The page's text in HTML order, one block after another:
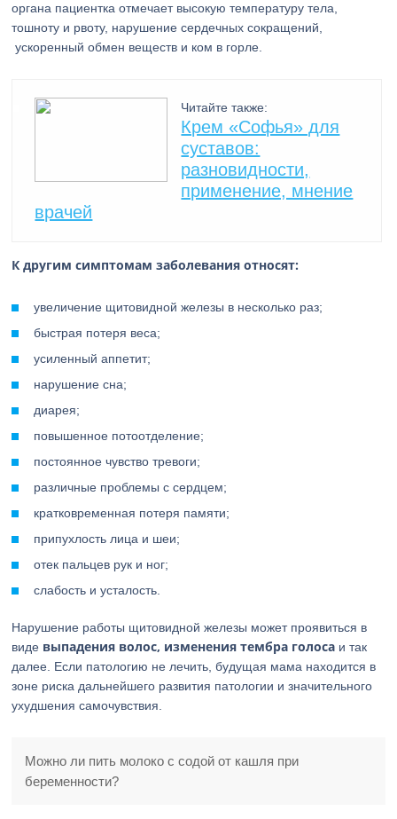
органа пациентка отмечает высокую температуру тела,
тошноту и рвоту, нарушение сердечных сокращений,
ускоренный обмен веществ и ком в горле.
Читайте также:
Крем «Софья» для
суставов:
разновидности,
применение, мнение
врачей
К другим симптомам заболевания относят:
увеличение щитовидной железы в несколько раз;
быстрая потеря веса;
усиленный аппетит;
нарушение сна;
диарея;
повышенное потоотделение;
постоянное чувство тревоги;
различные проблемы с сердцем;
кратковременная потеря памяти;
припухлость лица и шеи;
отек пальцев рук и ног;
слабость и усталость.
Нарушение работы щитовидной железы может проявиться в
виде выпадения волос, изменения тембра голоса и так
далее. Если патологию не лечить, будущая мама находится в
зоне риска дальнейшего развития патологии и значительного
ухудшения самочувствия.
Можно ли пить молоко с содой от кашля при
беременности?